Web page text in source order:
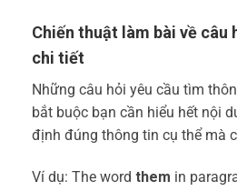
Chiến thuật làm bài về
chi tiết
Những câu hỏi yêu cầu tìm
bắt buộc bạn cần hiểu hết nội
định đúng thông tin cụ thể mà
Ví dụ: The word them in